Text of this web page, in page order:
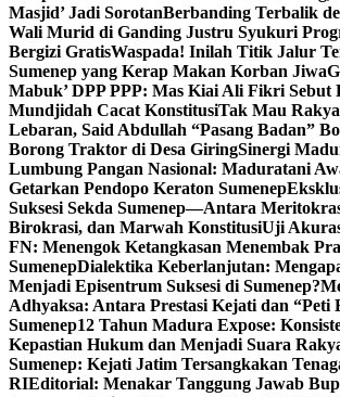
Masjid’ Jadi SorotanBerbanding Terbalik
Wali Murid di Ganding Justru Syukuri
Bergizi GratisWaspada! Inilah Titik Jalur
Sumenep yang Kerap Makan Korban Jiwa
Mabuk’ DPP PPP: Mas Kiai Ali Fikri Sebut
Mundjidah Cacat KonstitusiTak Mau
Lebaran, Said Abdullah “Pasang Badan”
Borong Traktor di Desa GiringSinergi
Lumbung Pangan Nasional: Maduratani
Getarkan Pendopo Keraton Sumenep
Suksesi Sekda Sumenep—Antara
Birokrasi, dan Marwah KonstitusiUji
FN: Menengok Ketangkasan Menembak
SumenepDialektika Keberlanjutan:
Menjadi Episentrum Suksesi di Sumenep?
Adhyaksa: Antara Prestasi Kejati dan “Peti
Sumenep12 Tahun Madura Expose:
Kepastian Hukum dan Menjadi Suara
Sumenep: Kejati Jatim Tersangkakan
RIEditorial: Menakar Tanggung Jawab